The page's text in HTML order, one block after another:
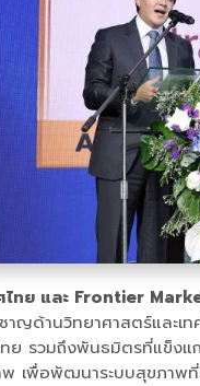
ไทย และ Frontier
ชาญด้านวิทยาศาสตร์แ
ย รวมถึงพันธมิตรที่แข็ง
พ เพื่อพัฒนาระบบสุขภา